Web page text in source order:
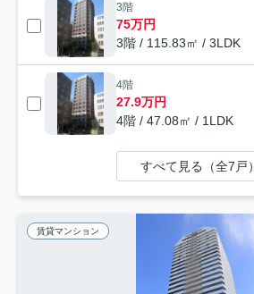
3階
75万円
3階 / 115.83㎡ / 3LDK
4階
27.9万円
4階 / 47.08㎡ / 1LDK
すべて見る（全7戸）
賃貸マンション